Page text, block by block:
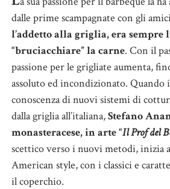
dalle prime scampagnate con gli
l’addetto alla griglia, era sempre
“bruciacchiare” la carne. Con il
passione per le grigliate aumenta,
assoluto ed incondizionato. Quando
conoscenza di nuovi sistemi di
dalla griglia all’italiana,Stefano
monasteracese, in arte “IlProf del
scettico verso i nuovi metodi, inizia
American style, con i classici e
il coperchio.